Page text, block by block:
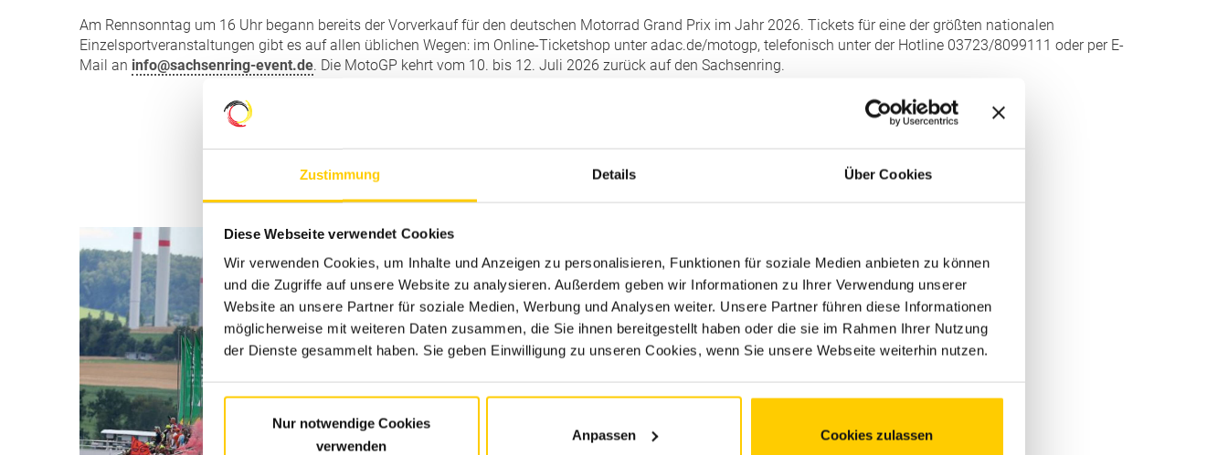
Zustimmung Details Über Cookies
Diese Webseite verwendet Cookies
Wir verwenden Cookies, um Inhalte und Anzeigen zu personalisieren, Funktionen für soziale Medien anbieten zu können
und die Zugriffe auf unsere Website zu analysieren. Außerdem geben wir Informationen zu Ihrer Verwendung unserer
Website an unsere Partner für soziale Medien, Werbung und Analysen weiter. Unsere Partner führen diese Informationen
möglicherweise mit weiteren Daten zusammen, die Sie ihnen bereitgestellt haben oder die sie im Rahmen Ihrer Nutzung
der Dienste gesammelt haben. Sie geben Einwilligung zu unseren Cookies, wenn Sie unsere Webseite weiterhin nutzen.
Nur notwendige Cookies
verwenden
Anpassen Cookies zulassen
Am Rennsonntag um 16 Uhr begann bereits der Vorverkauf für den deutschen Motorrad Grand Prix im Jahr 2026. Tickets für eine der größten nationalen
Einzelsportveranstaltungen gibt es auf allen üblichen Wegen: im Online-Ticketshop unter adac.de/motogp, telefonisch unter der Hotline 03723/8099111 oder per E-
Mail an info@sachsenring-event.de. Die MotoGP kehrt vom 10. bis 12. Juli 2026 zurück auf den Sachsenring.